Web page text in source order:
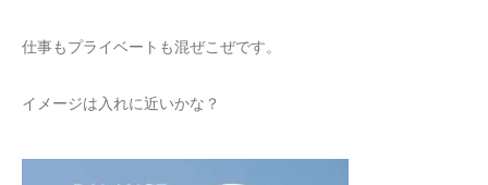
仕事もプライベートも混ぜこぜです。
イメージは入れに近いかな？